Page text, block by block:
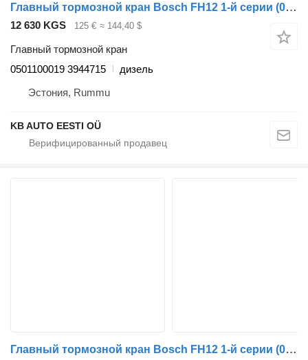
Главный тормозной кран Bosch FH12 1-й серии (01.93-12.02) 0501100019 для грузовика Volvo FH12, FH16, NH12, FH, VNL780 (1993-2014)
12 630 KGS 125 € ≈ 144,40 $
Главный тормозной кран
0501100019 3944715
дизель
Эстония, Rummu
KB AUTO EESTI OÜ
Главный тормозной кран Bosch FH12 1-й серии (01.93-12.02) 0481026019 для грузовика Volvo FH12, FH16, NH12, FH, VNL780 (1993-2014)